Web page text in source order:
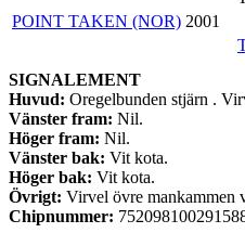
POINT TAKEN (NOR) 2001
SIGNALEMENT
Huvud: Oregelbunden stjärn .
Vänster fram: Nil.
Höger fram: Nil.
Vänster bak: Vit kota.
Höger bak: Vit kota.
Övrigt: Virvel övre mankammen
Chipnummer: